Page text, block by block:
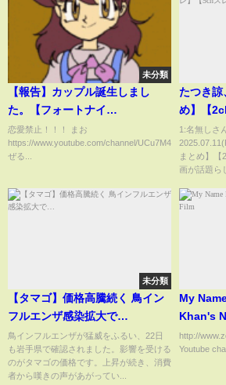
未分類
【報告】カップル誕生しまし
た。【フォートナイ
ト/Fortnite】
恋愛禁止！！！ まお
https://www.youtube.com/channel/
ぜる...
たつき諒
め】【
1:名無しさ
まとめ】【
画が話題ら
未分類
【タマゴ】価格高騰続く 鳥イン
フルエンザ感染拡大で…
鳥インフルエンザが猛威をふるい、22日
も岩手県で確認されました。影響を受ける
のがタマゴの価格です。上昇が続き、消費
者から嘆きの声があがってい...
My
Khan's
http://
Youtube